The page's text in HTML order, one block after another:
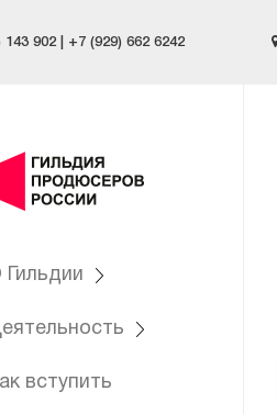
143 902 | +7 (929) 662 6242
Гильдии
вступить